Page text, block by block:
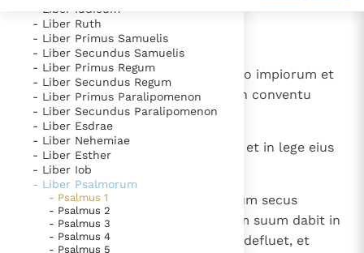
Lezen
Documenten
Bijbel
Thema’s
Berichten
Denzinger
Over ons
Nieuwsbrief
Nieuwste Documenten
5. Het gebed van de Kerk
In Christus wordt onze honger vervuld
Leer de kostbare parel van Gods koninkrijk te
- Liber Iudicum
- Liber Ruth
- Liber Primus Samuelis
- Liber Secundus Samuelis
- Liber Primus Regum
- Liber Secundus Regum
- Liber Primus Paralipomenon
- Liber Secundus Paralipomenon
- Liber Esdrae
- Liber Nehemiae
- Liber Esther
- Liber Iob
- Liber Psalmorum
- Psalmus 1
- Psalmus 2
- Psalmus 3
- Psalmus 4
- Psalmus 5
- Psalmus 1
Beatus vir, qui non abiit in consilio impiorum et
in via peccatorum non stetit et in conventu
derisorum non sedit,
sed in lege Domini voluntas eius, et in lege eius
meditatur die ac nocte.
Et erit tamquam lignum plantatum secus
decursus aquarum, quod fructum suum dabit in
tempore suo; et folium eius non defluet, et